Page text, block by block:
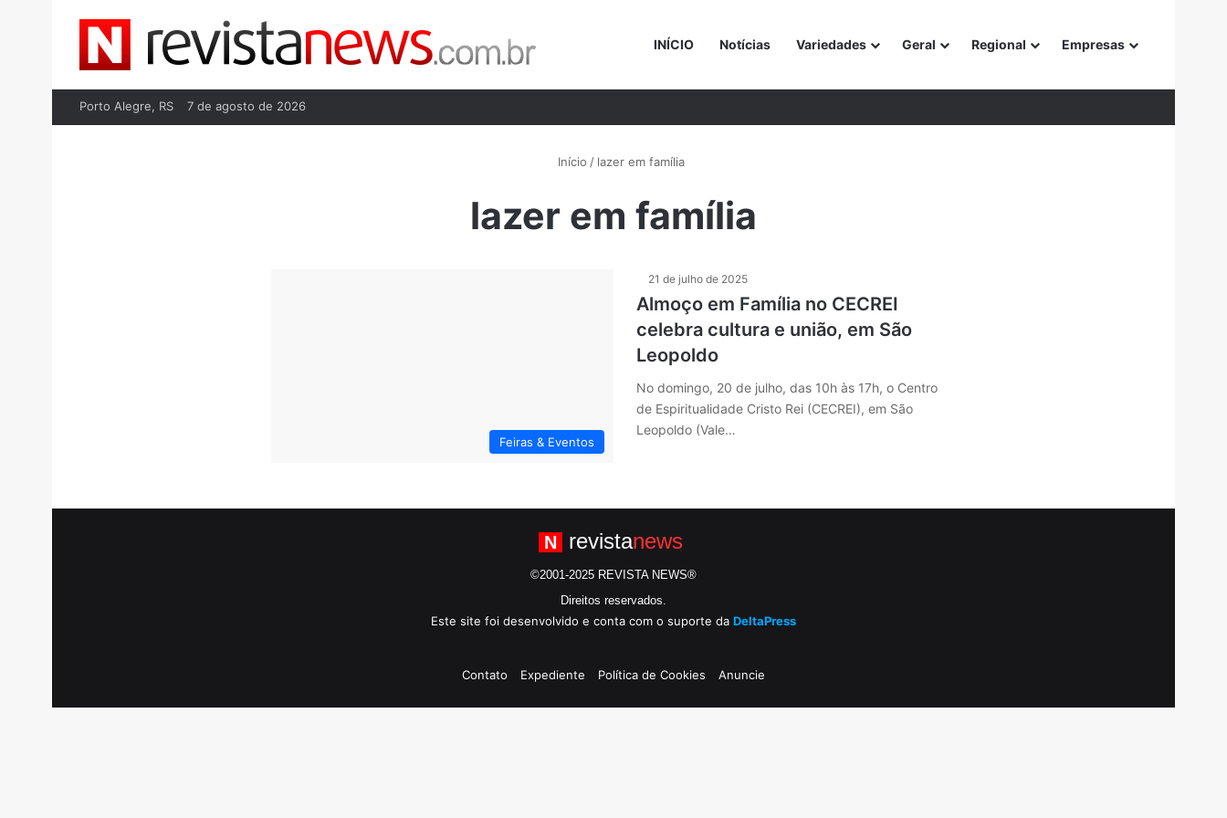
INÍCIO Notícias Variedades Geral Regional Empresas
Porto Alegre, RS 7 de agosto de 2026
Início / lazer em família
lazer em família
Feiras & Eventos
21 de julho de 2025
Almoço em Família no CECREI
celebra cultura e união, em São
Leopoldo
No domingo, 20 de julho, das 10h às 17h, o Centro
de Espiritualidade Cristo Rei (CECREI), em São
Leopoldo (Vale…
N revistanews
©2001-2025 REVISTA NEWS®
Direitos reservados.
Este site foi desenvolvido e conta com o suporte da DeltaPress
Contato Expediente Política de Cookies Anuncie